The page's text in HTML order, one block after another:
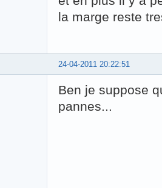
la marge reste
24-04-2011 20:22:51
Ben je suppose
pannes...